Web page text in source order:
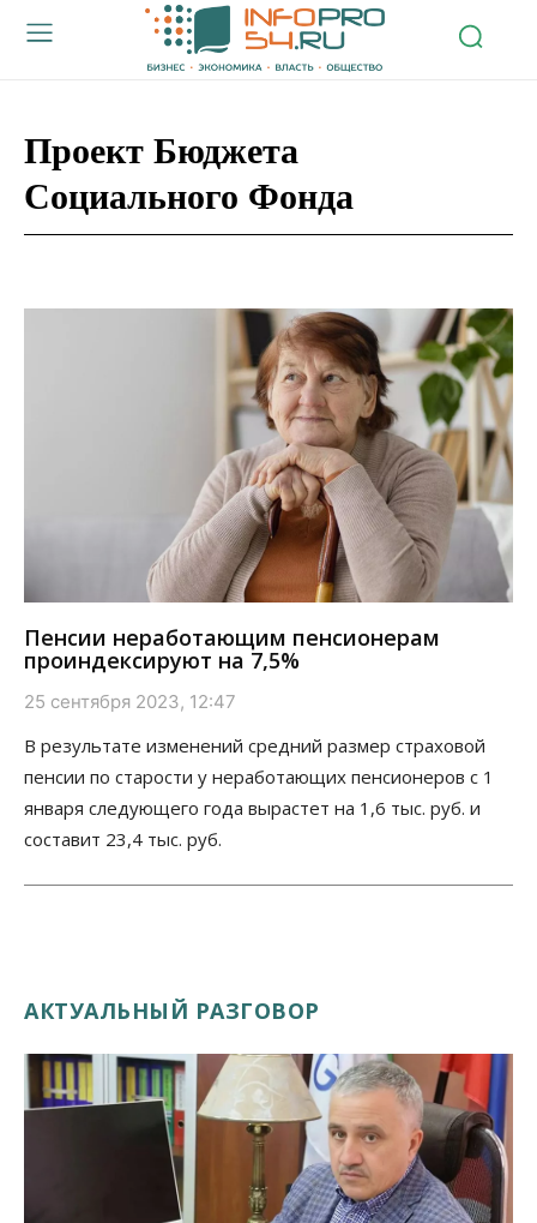
Проект Бюджета
Социального Фонда
Пенсии неработающим пенсионерам
проиндексируют на 7,5%
25 сентября 2023, 12:47
В результате изменений средний размер страховой
пенсии по старости у неработающих пенсионеров с 1
января следующего года вырастет на 1,6 тыс. руб. и
составит 23,4 тыс. руб.
АКТУАЛЬНЫЙ РАЗГОВОР